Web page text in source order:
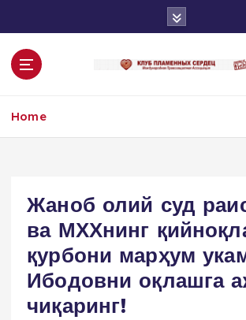
o
Home
Жаноб олий суд
ва МХХнинг
қурбони марҳум
Ибодовни оқлашга
чиқаринг!